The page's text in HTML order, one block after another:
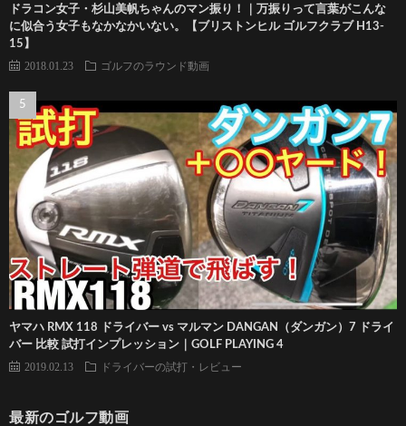
ドラコン女子・杉山美帆ちゃんのマン振り！｜万振りって言葉がこんな
に似合う女子もなかなかいない。【ブリストンヒル ゴルフクラブ H13-
15】
2018.01.23 ゴルフのラウンド動画
ヤマハ RMX 118 ドライバー vs マルマン DANGAN（ダンガン）7 ドライ
バー 比較 試打インプレッション｜GOLF PLAYING 4
2019.02.13 ドライバーの試打・レビュー
最新のゴルフ動画